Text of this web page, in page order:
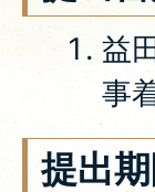
益
事
提出